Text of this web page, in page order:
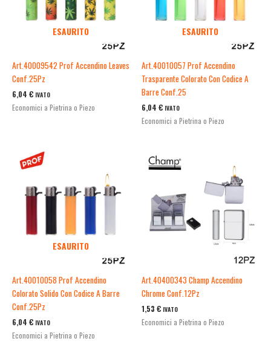
ESAURITO
Art.40009542 Prof Accendino Leaves
Conf.25Pz
6,04 € IVATO
Economici a Pietrina o Piezo
ESAURITO
Art.40010057 Prof Accendino
Trasparente Colorato Con Codice A
Barre Conf.25
6,04 € IVATO
Economici a Pietrina o Piezo
ESAURITO
Art.40010058 Prof Accendino
Colorato Solido Con Codice A Barre
Conf.25Pz
6,04 € IVATO
Economici a Pietrina o Piezo
Art.40400343 Champ Accendino
Chrome Conf.12Pz
1,53 € IVATO
Economici a Pietrina o Piezo